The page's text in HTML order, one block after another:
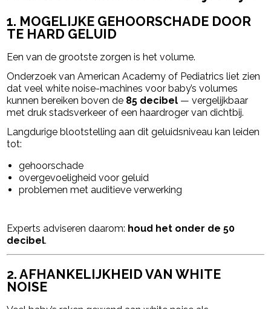
1. MOGELIJKE GEHOORSCHADE DOOR
TE HARD GELUID
Een van de grootste zorgen is het volume.
Onderzoek vanAmerican Academy of Pediatrics liet zien
dat veel white noise-machines voor baby’s volumes
kunnen bereiken boven de 85 decibel — vergelijkbaar
met druk stadsverkeer of een haardroger van dichtbij.
Langdurige blootstelling aan dit geluidsniveau kan leiden
tot:
gehoorschade
overgevoeligheid voor geluid
problemen met auditieve verwerking
Experts adviseren daarom: houd het onder de 50
decibel.
2. AFHANKELIJKHEID VAN WHITE
NOISE